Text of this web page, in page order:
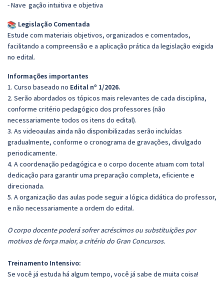
- Nave gação intuitiva e objetiva
Legislação Comentada
Estude com materiais objetivos, organizados e comentados,
facilitando a compreensão e a aplicação prática da legislação exigida
no edital.
Informações importantes
1. Curso baseado no Edital nº 1/2026.
2. Serão abordados os tópicos mais relevantes de cada disciplina,
conforme critério pedagógico dos professores (não
necessariamente todos os itens do edital).
3. As videoaulas ainda não disponibilizadas serão incluídas
gradualmente, conforme o cronograma de gravações, divulgado
periodicamente.
4. A coordenação pedagógica e o corpo docente atuam com total
dedicação para garantir uma preparação completa, eficiente e
direcionada.
5. A organização das aulas pode seguir a lógica didática do professor,
e não necessariamente a ordem do edital.
O corpo docente poderá sofrer acréscimos ou substituições por
motivos de força maior, a critério do Gran Concursos.
Treinamento Intensivo:
Se você já estuda há algum tempo, você já sabe de muita coisa!